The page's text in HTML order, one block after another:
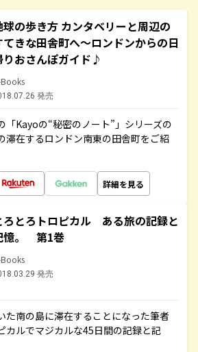
球の歩き方 カンタベリーと周辺の
てきな田舎町へ～ロンドンからの日
りおさんぽガイド♪
発売
「Kayoの“秘密のノート”」シリーズの
滞在するロンドン南東の田舎町をご紹
詳細を見る
ろとろトロピカル ある旅の記録と
憶。 第1巻
発売
た南の島に滞在することになった筆者
カルでマジカルな45日間の記録と記